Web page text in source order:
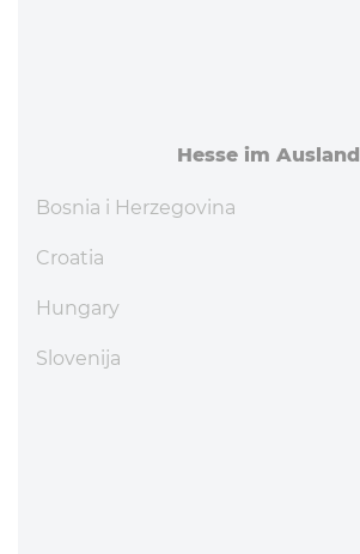
Hesse im Ausland
Bosnia i Herzegovina
Croatia
Hungary
Slovenija